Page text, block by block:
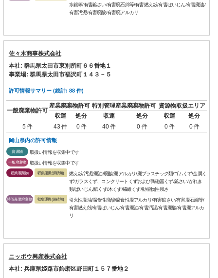
水銀等/有害鉱さい/有害廃石綿等/有害燃え殻/有害ばいじん/有害廃油/
有害汚泥/有害廃酸/有害廃アルカリ
佐々木商事株式会社
本社: 群馬県太田市東別所町６６番地１
事業場: 群馬県太田市福沢町１４３－５
許可情報サマリー (総計: 88 件)
一般廃棄物許可
産業廃棄物許可 特別管理産業廃棄物許可 資源物取扱エリア
収運
処分 収運 処分 収運
処分
5 件
43 件 0 件 40 件 0 件 0 件 0 件
岡山県内の許可情報
資源物 取扱い情報を収集中です
一般廃棄物 取扱い情報を収集中です
産業廃棄物 収集運搬(保積無)
燃え殻/汚泥/廃油/廃酸/廃アルカリ/廃プラスチック類/ゴムくず/金属く
ず/ガラスくず、コンクリートくずおよび陶磁器くず/鉱さい/がれき
類/ばいじん/紙くず/木くず/繊維くず/動植物性残さ
特管産業廃棄物 収集運搬(保積無)
引火性廃油/腐食性廃酸/腐食性廃アルカリ/有害鉱さい/有害廃石綿等/
有害燃え殻/有害ばいじん/有害廃油/有害汚泥/有害廃酸/有害廃アルカ
リ
ニッポウ興産株式会社
本社: 兵庫県姫路市飾磨区野田町１５７番地２